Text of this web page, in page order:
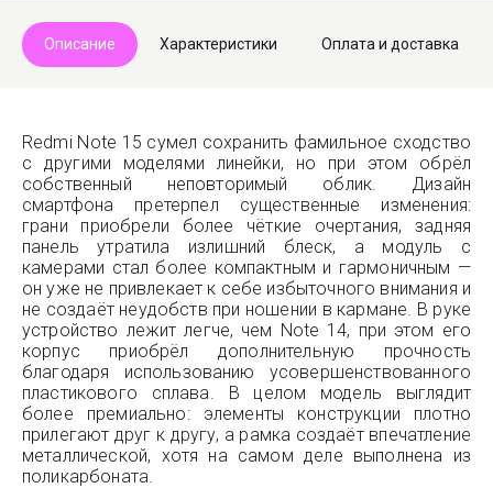
Описание Характеристики Оплата и доставка
Redmi Note 15 сумел сохранить фамильное сходство
с другими моделями линейки, но при этом обрёл
собственный неповторимый облик. Дизайн
смартфона претерпел существенные изменения:
грани приобрели более чёткие очертания, задняя
панель утратила излишний блеск, а модуль с
камерами стал более компактным и гармоничным —
он уже не привлекает к себе избыточного внимания и
не создаёт неудобств при ношении в кармане. В руке
устройство лежит легче, чем Note 14, при этом его
корпус приобрёл дополнительную прочность
благодаря использованию усовершенствованного
пластикового сплава. В целом модель выглядит
более премиально: элементы конструкции плотно
прилегают друг к другу, а рамка создаёт впечатление
металлической, хотя на самом деле выполнена из
поликарбоната.